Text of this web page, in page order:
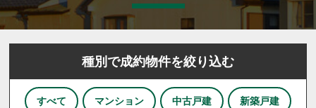
種別で成約物件を絞り込む
すべて マンション 中古戸建 新築戸建